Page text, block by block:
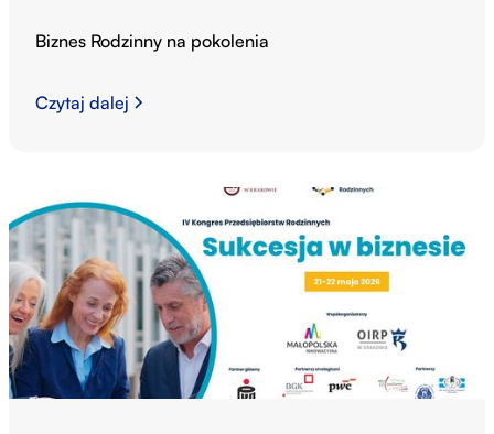
Biznes Rodzinny na pokolenia
Czytaj dalej